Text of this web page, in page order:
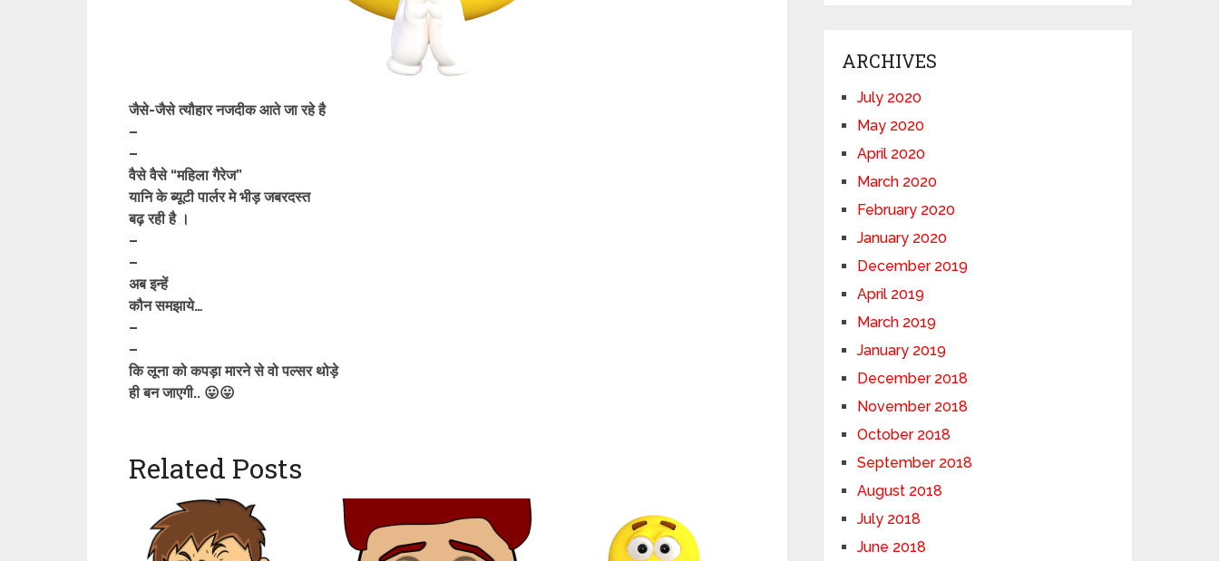
जैसे-जैसे त्यौहार नजदीक आते जा रहे है
–
–
वैसे वैसे “महिला गैरेज”
यानि के ब्यूटी पार्लर मे भीड़ जबरदस्त
बढ़ रही है ।
–
–
अब इन्हें
कौन समझाये…
–
–
कि लूना को कपड़ा मारने से वो पल्सर थोड़े
ही बन जाएगी.. 😛😛
Related Posts
ARCHIVES
July 2020
May 2020
April 2020
March 2020
February 2020
January 2020
December 2019
April 2019
March 2019
January 2019
December 2018
November 2018
October 2018
September 2018
August 2018
July 2018
June 2018